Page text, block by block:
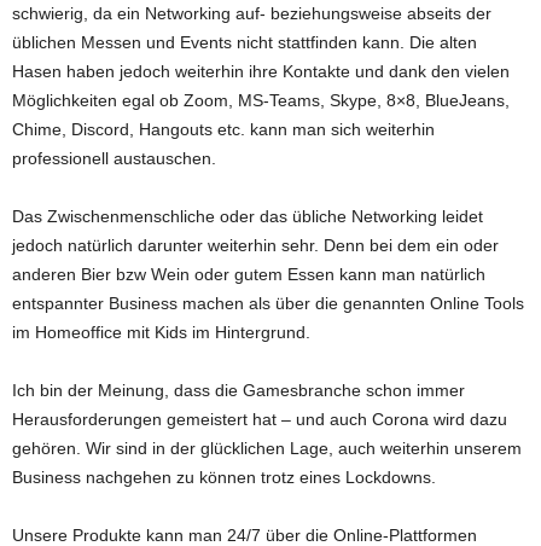
schwierig, da ein Networking auf- beziehungsweise abseits der
üblichen Messen und Events nicht stattfinden kann. Die alten
Hasen haben jedoch weiterhin ihre Kontakte und dank den vielen
Möglichkeiten egal ob Zoom, MS-Teams, Skype, 8×8, BlueJeans,
Chime, Discord, Hangouts etc. kann man sich weiterhin
professionell austauschen.
Das Zwischenmenschliche oder das übliche Networking leidet
jedoch natürlich darunter weiterhin sehr. Denn bei dem ein oder
anderen Bier bzw Wein oder gutem Essen kann man natürlich
entspannter Business machen als über die genannten Online Tools
im Homeoffice mit Kids im Hintergrund.
Ich bin der Meinung, dass die Gamesbranche schon immer
Herausforderungen gemeistert hat – und auch Corona wird dazu
gehören. Wir sind in der glücklichen Lage, auch weiterhin unserem
Business nachgehen zu können trotz eines Lockdowns.
Unsere Produkte kann man 24/7 über die Online-Plattformen